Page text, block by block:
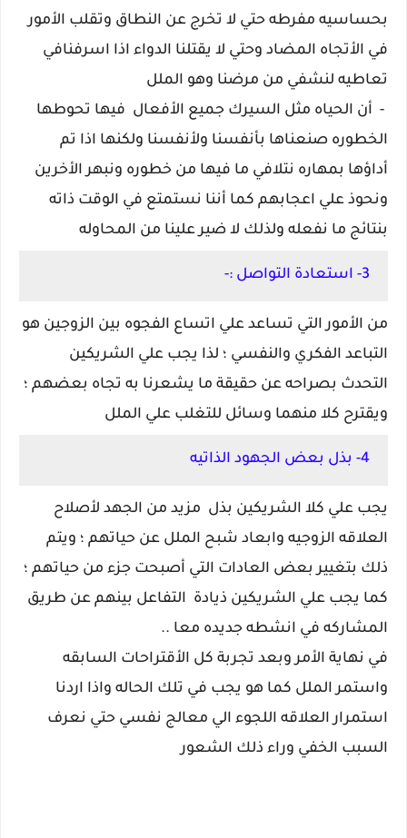
بحساسيه مفرطه حتي لا تخرج عن النطاق وتقلب الأمور
في الأتجاه المضاد وحتي لا يقتلنا الدواء اذا اسرفنافي
تعاطيه لنشفي من مرضنا وهو الملل
- أن الحياه مثل السيرك جميع الأفعال فيها تحوطها
الخطوره صنعناها بأنفسنا ولأنفسنا ولكنها اذا تم
أداؤها بمهاره نتلافي ما فيها من خطوره ونبهر الأخرين
ونحوذ علي اعجابهم كما أننا نستمتع في الوقت ذاته
بنتائج ما نفعله ولذلك لا ضير علينا من المحاوله
3- استعادة التواصل :-
من الأمور التي تساعد علي اتساع الفجوه بين الزوجين هو
التباعد الفكري والنفسي ؛ لذا يجب علي الشريكين
التحدث بصراحه عن حقيقة ما يشعرنا به تجاه بعضهم ؛
ويقترح كلا منهما وسائل للتغلب علي الملل
4- بذل بعض الجهود الذاتيه
يجب علي كلا الشريكين بذل مزيد من الجهد لأصلاح
العلاقه الزوجيه وابعاد شبح الملل عن حياتهم ؛ ويتم
ذلك بتغيير بعض العادات التي أصبحت جزء من حياتهم ؛
كما يجب علي الشريكين ذيادة التفاعل بينهم عن طريق
المشاركه في انشطه جديده معا ..
في نهاية الأمر وبعد تجربة كل الأقتراحات السابقه
واستمر الملل كما هو يجب في تلك الحاله واذا اردنا
استمرار العلاقه اللجوء الي معالج نفسي حتي نعرف
السبب الخفي وراء ذلك الشعور